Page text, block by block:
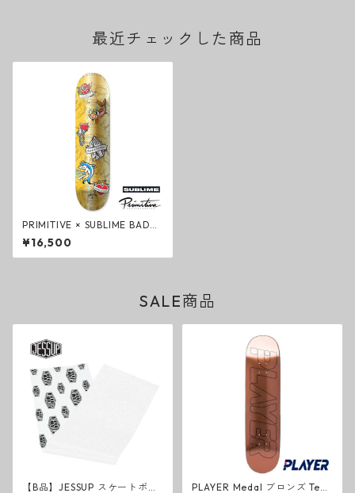
最近チェックした商品
PRIMITIVE × SUBLIME BADFI
SH RODRIGUEZ DECK GOLD
デッキ スケートボード プリミ
ティブ
¥16,500
SALE商品
【B品】JESSUP スケートボー
PLAYER Medal ブロンズ Tea